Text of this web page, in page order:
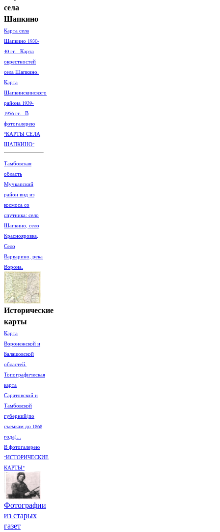
села
Шапкино
Карта села
Шапкино 1930-
40 гг. Карта
окрестностей
села Шапкино.
Карта
Шапкинскинского
района 1939-
1956 гг. В
фотогалерею
"КАРТЫ СЕЛА
ШАПКИНО"
Тамбовская
область
Мучкапский
район вид из
космоса со
спутника: село
Шапкино, село
Краснояровка,
Село
Варварино, река
Ворона.
Исторические
карты
Карта
Воронежской и
Балашовской
областей.
Топографическая
карта
Саратовской и
Тамбовской
губерний(по
съемкам до 1868
года)...
В фотогалерею
"ИСТОРИЧЕСКИЕ
КАРТЫ"
Фотографии
из старых
газет